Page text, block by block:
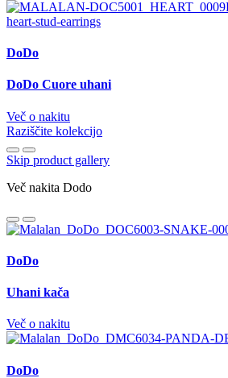
DoDo
DoDo Cuore uhani
Več o nakitu
Raziščite kolekcijo
Skip product gallery
Več nakita Dodo
DoDo
Uhani kača
Več o nakitu
DoDo